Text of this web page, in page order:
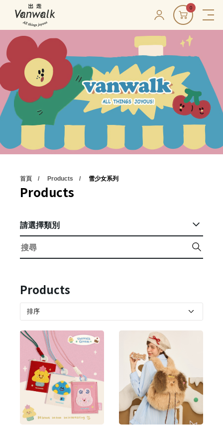
0
首頁 Products 雪少女系列
Products
請選擇類別
Products